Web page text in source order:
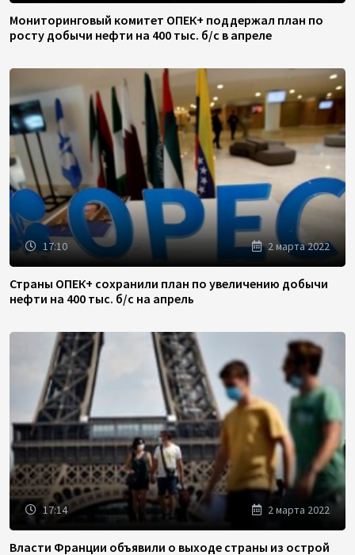
Мониторинговый комитет ОПЕК+ поддержал план по
росту добычи нефти на 400 тыс. б/с в апреле
17:10 2 марта 2022
Страны ОПЕК+ сохранили план по увеличению добычи
нефти на 400 тыс. б/с на апрель
17:14 2 марта 2022
Власти Франции объявили о выходе страны из острой